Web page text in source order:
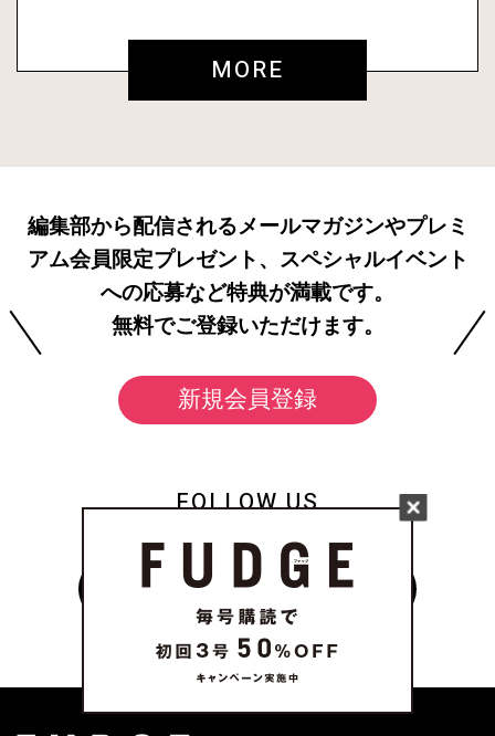
MORE
編集部から配信されるメールマガジンやプレミ
アム会員限定プレゼント、スペシャルイベント
への応募など特典が満載です。
無料でご登録いただけます。
新規会員登録
FOLLOW US
on